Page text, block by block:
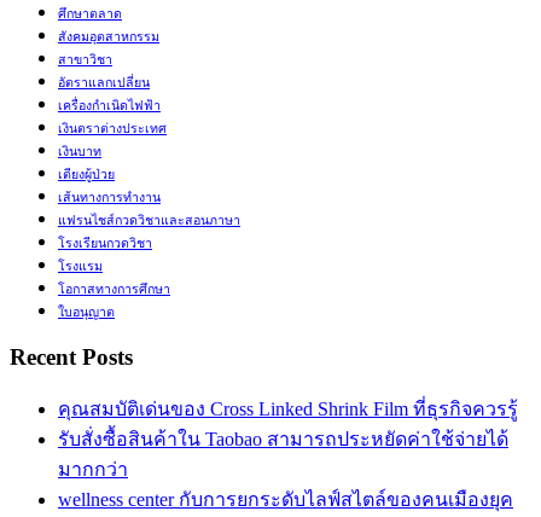
ศึกษาตลาด
สังคมอุตสาหกรรม
สาขาวิชา
อัตราแลกเปลี่ยน
เครื่องกำเนิดไฟฟ้า
เงินตราต่างประเทศ
เงินบาท
เตียงผู้ป่วย
เส้นทางการทำงาน
แฟรนไชส์กวดวิชาและสอนภาษา
โรงเรียนกวดวิชา
โรงแรม
โอกาสทางการศึกษา
ใบอนุญาต
Recent Posts
คุณสมบัติเด่นของ Cross Linked Shrink Film ที่ธุรกิจควรรู้
รับสั่งซื้อสินค้าใน Taobao สามารถประหยัดค่าใช้จ่ายได้
มากกว่า
wellness center กับการยกระดับไลฟ์สไตล์ของคนเมืองยุค